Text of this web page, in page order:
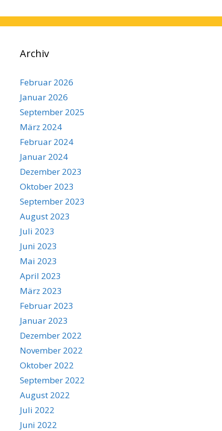
Archiv
Februar 2026
Januar 2026
September 2025
März 2024
Februar 2024
Januar 2024
Dezember 2023
Oktober 2023
September 2023
August 2023
Juli 2023
Juni 2023
Mai 2023
April 2023
März 2023
Februar 2023
Januar 2023
Dezember 2022
November 2022
Oktober 2022
September 2022
August 2022
Juli 2022
Juni 2022